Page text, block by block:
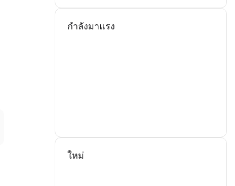
กำลังมาแรง
ใหม่